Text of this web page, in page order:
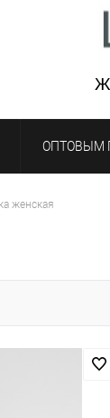
ОПТОВЫМ
женская